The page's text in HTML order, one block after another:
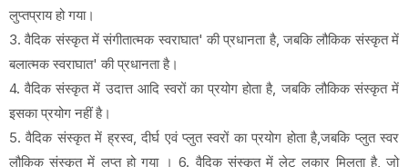
लुप्तप्राय हो गया।
3. वैदिक संस्कृत में संगीतात्मक स्वराघात' की प्रधानता है, जबकि लौकिक संस्कृत में
बलात्मक स्वराघात' की प्रधानता है।
4. वैदिक संस्कृत में उदात्त आदि स्वरों का प्रयोग होता है, जबकि लौकिक संस्कृत में
इसका प्रयोग नहीं है।
5. वैदिक संस्कृत में ह्रस्व, दीर्घ एवं प्लुत स्वरों का प्रयोग होता है,जबकि प्लुत स्वर
लौकिक संस्कृत में लुप्त हो गया । 6. वैदिक संस्कृत में लेट् लकार मिलता है, जो